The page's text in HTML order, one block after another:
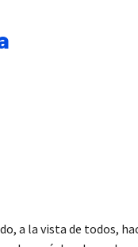
a la vista de todos,